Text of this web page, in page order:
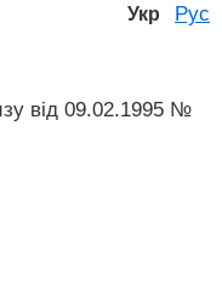
Укр Рус
від 09.02.1995 №